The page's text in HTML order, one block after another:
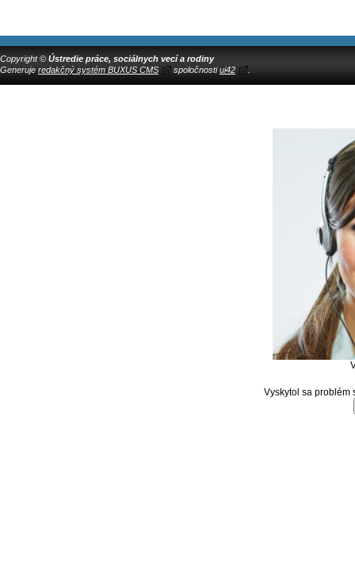
Copyright © Ústredie práce, sociálnych vecí a rodiny
Generuje redakčný systém BUXUS CMS spoločnostiui42